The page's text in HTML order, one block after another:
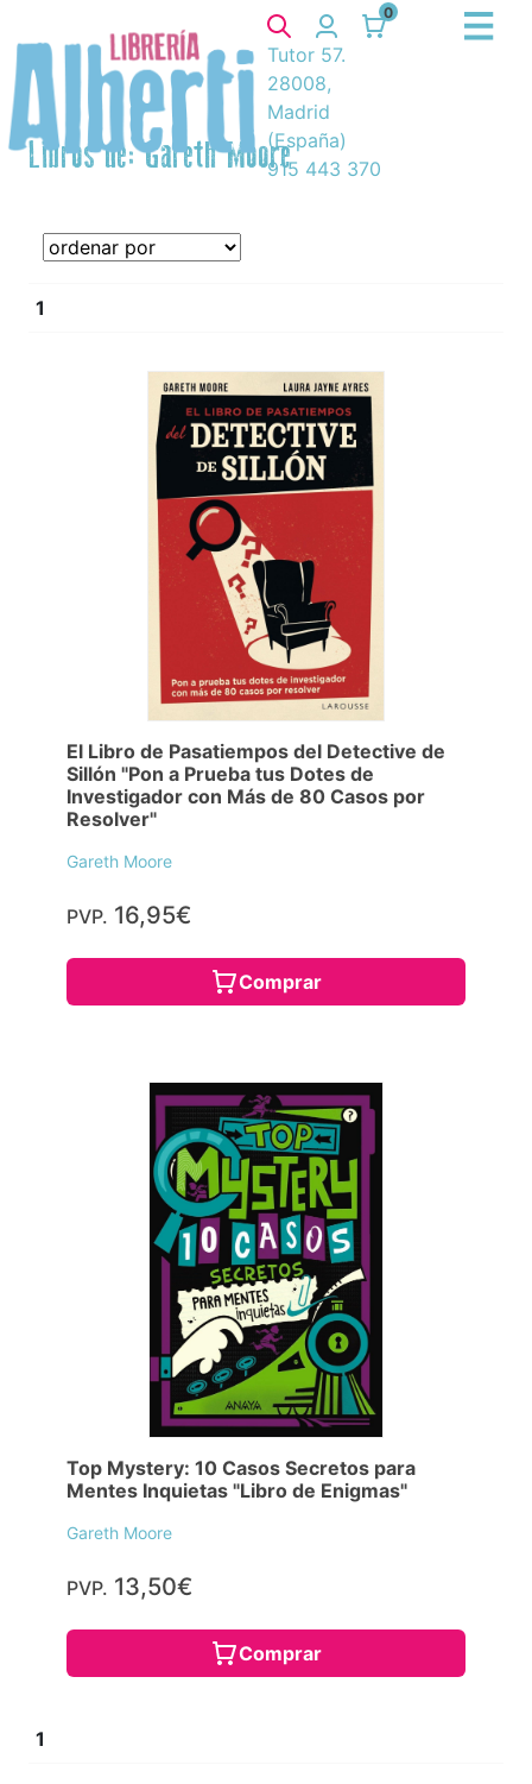
0
Tutor 57.
28008,
Madrid
(España)
915 443 370
Libros de: Gareth Moore
1
El Libro de Pasatiempos del Detective de
Sillón "Pon a Prueba tus Dotes de
Investigador con Más de 80 Casos por
Resolver"
Gareth Moore
PVP. 16,95€
Comprar
Top Mystery: 10 Casos Secretos para
Mentes Inquietas "Libro de Enigmas"
Gareth Moore
PVP. 13,50€
Comprar
1